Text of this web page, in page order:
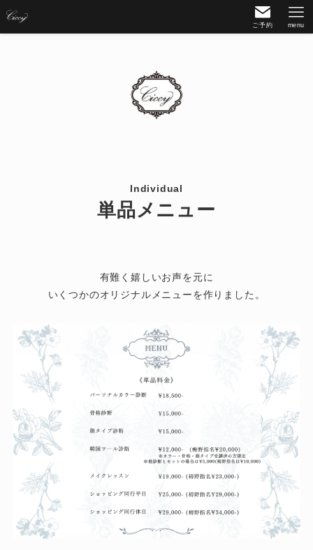
ご予約 menu
Individual
単品メニュー
有難く嬉しいお声を元に
いくつかのオリジナルメニューを作りました。